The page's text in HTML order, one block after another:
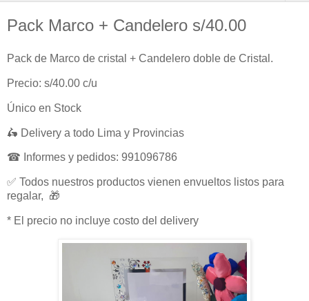
Pack Marco + Candelero s/40.00
Pack de Marco de cristal + Candelero doble de Cristal.
Precio: s/40.00 c/u
Único en Stock
🛵 Delivery a todo Lima y Provincias
☎ Informes y pedidos: 991096786
✅ Todos nuestros productos vienen envueltos listos para
regalar, 🎁
* El precio no incluye costo del delivery